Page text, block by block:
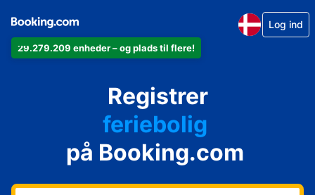
29.279.209 enheder – og plads til flere!
Log ind
Registrer
din lejlighed
dit hotel
feriebolig
dit pensionat
dit bed & breakfast
på Booking.com